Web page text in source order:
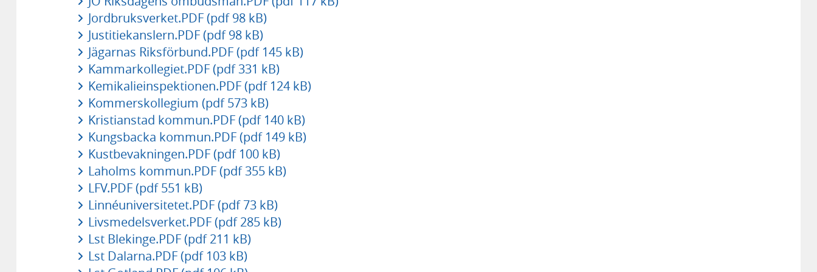
Jordbruksverket.PDF (pdf 98 kB)
Justitiekanslern.PDF (pdf 98 kB)
Jägarnas Riksförbund.PDF (pdf 145 kB)
Kammarkollegiet.PDF (pdf 331 kB)
Kemikalieinspektionen.PDF (pdf 124 kB)
Kommerskollegium (pdf 573 kB)
Kristianstad kommun.PDF (pdf 140 kB)
Kungsbacka kommun.PDF (pdf 149 kB)
Kustbevakningen.PDF (pdf 100 kB)
Laholms kommun.PDF (pdf 355 kB)
LFV.PDF (pdf 551 kB)
Linnéuniversitetet.PDF (pdf 73 kB)
Livsmedelsverket.PDF (pdf 285 kB)
Lst Blekinge.PDF (pdf 211 kB)
Lst Dalarna.PDF (pdf 103 kB)